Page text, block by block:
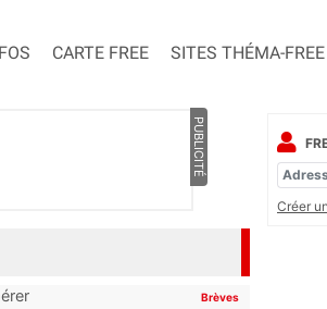
CARTE FREE SITES THÉMA-FREE
PUBLICITÉ
Brèves
Créer